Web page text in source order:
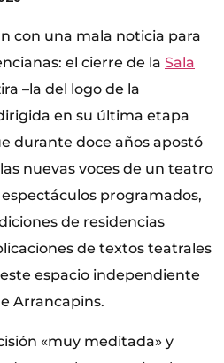
con una mala noticia para
el cierre de la Sala
–la del logo de la
en su última etapa
durante doce años apostó
nuevas voces de un teatro
programados,
de residencias
de textos teatrales
espacio independiente
Arrancapins.
«muy meditada» y